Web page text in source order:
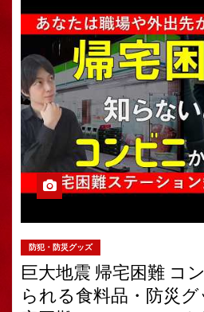
防犯・防災グッズ
巨大地震 帰宅困難 コ
られる食料品・防災